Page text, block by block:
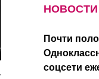
НОВОСТИ
Почти
соцсети